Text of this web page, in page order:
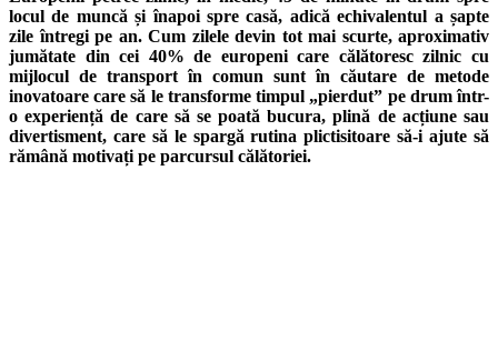
locul de muncă și înapoi spre casă, adică echivalentul a șapte
zile întregi pe an. Cum zilele devin tot mai scurte, aproximativ
jumătate din cei 40% de europeni care călătoresc zilnic cu
mijlocul de transport în comun sunt în căutare de metode
inovatoare care să le transforme timpul „pierdut” pe drum într-
o experiență de care să se poată bucura, plină de acțiune sau
divertisment, care să le spargă rutina plictisitoare să-i ajute să
rămână motivați pe parcursul călătoriei.